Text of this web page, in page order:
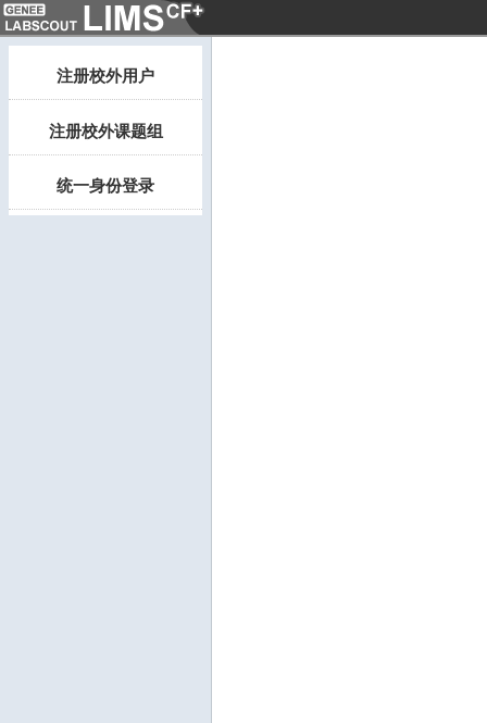
注册校外用户
注册校外课题组
统一身份登录